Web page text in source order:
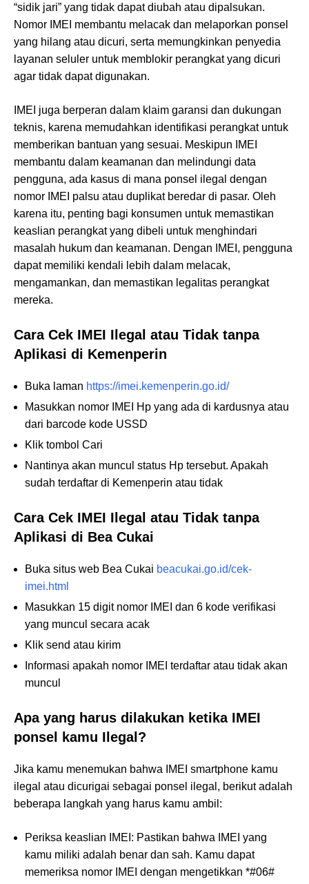
“sidik jari” yang tidak dapat diubah atau dipalsukan.
Nomor IMEI membantu melacak dan melaporkan ponsel
yang hilang atau dicuri, serta memungkinkan penyedia
layanan seluler untuk memblokir perangkat yang dicuri
agar tidak dapat digunakan.
IMEI juga berperan dalam klaim garansi dan dukungan
teknis, karena memudahkan identifikasi perangkat untuk
memberikan bantuan yang sesuai. Meskipun IMEI
membantu dalam keamanan dan melindungi data
pengguna, ada kasus di mana ponsel ilegal dengan
nomor IMEI palsu atau duplikat beredar di pasar. Oleh
karena itu, penting bagi konsumen untuk memastikan
keaslian perangkat yang dibeli untuk menghindari
masalah hukum dan keamanan. Dengan IMEI, pengguna
dapat memiliki kendali lebih dalam melacak,
mengamankan, dan memastikan legalitas perangkat
mereka.
Cara Cek IMEI Ilegal atau Tidak tanpa
Aplikasi di Kemenperin
Buka laman https://imei.kemenperin.go.id/
Masukkan nomor IMEI Hp yang ada di kardusnya atau
dari barcode kode USSD
Klik tombol Cari
Nantinya akan muncul status Hp tersebut. Apakah
sudah terdaftar di Kemenperin atau tidak
Cara Cek IMEI Ilegal atau Tidak tanpa
Aplikasi di Bea Cukai
Buka situs web Bea Cukai beacukai.go.id/cek-
imei.html
Masukkan 15 digit nomor IMEI dan 6 kode verifikasi
yang muncul secara acak
Klik send atau kirim
Informasi apakah nomor IMEI terdaftar atau tidak akan
muncul
Apa yang harus dilakukan ketika IMEI
ponsel kamu Ilegal?
Jika kamu menemukan bahwa IMEI smartphone kamu
ilegal atau dicurigai sebagai ponsel ilegal, berikut adalah
beberapa langkah yang harus kamu ambil:
Periksa keaslian IMEI: Pastikan bahwa IMEI yang
kamu miliki adalah benar dan sah. Kamu dapat
memeriksa nomor IMEI dengan mengetikkan *#06#